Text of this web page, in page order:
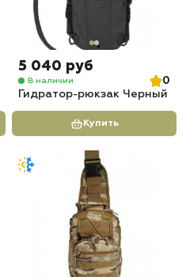
5 040 руб
В наличии
0
Гидратор-рюкзак Черный
Купить